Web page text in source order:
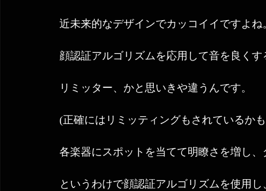
近未来的なデザインでカッコイイですよ
顔認証アルゴリズムを応用して音を良く
リミッター、かと思いきや違うんです。
(正確にはリミッティングもされているか
各楽器にスポットを当てて明瞭さを増し
というわけで顔認証アルゴリズムを使用